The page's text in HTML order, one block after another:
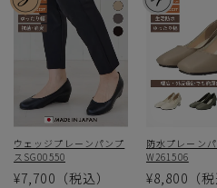
ウェッジプレーンパンプ
スSG00550
¥7,700 （税込）
防水プレーン
W261506
¥8,800 （